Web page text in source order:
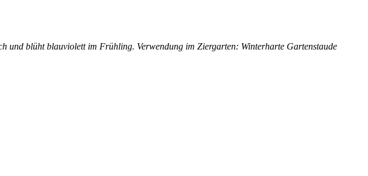
und blüht blauviolett im Frühling. Verwendung im Ziergarten: Winterharte Gartenstaude